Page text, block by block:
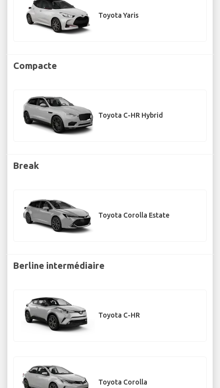
Toyota Yaris
Compacte
Toyota C-HR Hybrid
Break
Toyota Corolla Estate
Berline intermédiaire
Toyota C-HR
Toyota Corolla